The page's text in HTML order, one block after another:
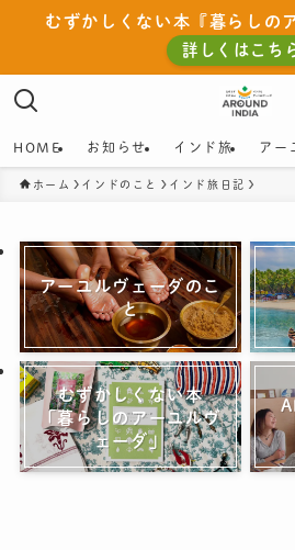
むずかしくない本『暮らしの
詳しくはこち
HOME お知らせ インド旅 アー
ホーム インドのこと インド旅日記
アーユルヴェーダのこ
と
むずかしくない本
「暮らしのアーユルヴ
ェーダ」